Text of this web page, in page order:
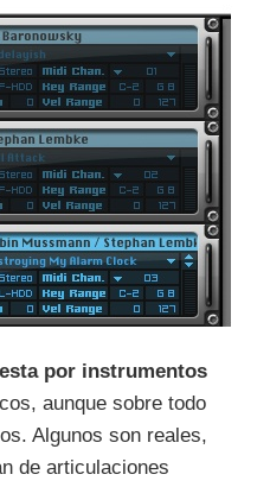
por instrumentos
aunque sobre todo
Algunos son reales,
de articulaciones